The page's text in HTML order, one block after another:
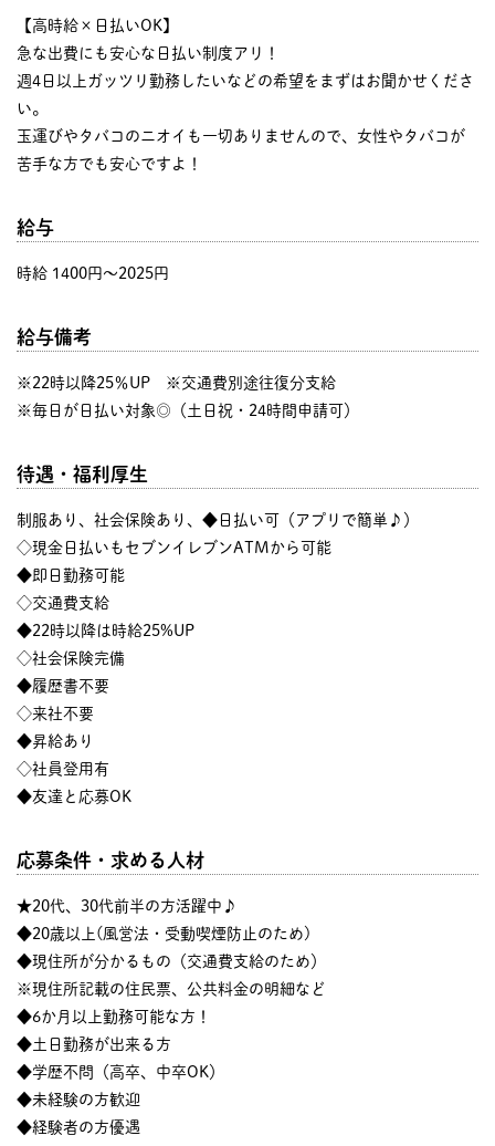
【高時給×日払いOK】
急な出費にも安心な日払い制度アリ！
週4日以上ガッツリ勤務したいなどの希望をまずはお聞かせくださ
い。
玉運びやタバコのニオイも一切ありませんので、女性やタバコが
苦手な方でも安心ですよ！
給与
時給 1400円〜2025円
給与備考
※22時以降25％UP ※交通費別途往復分支給
※毎日が日払い対象◎（土日祝・24時間申請可）
待遇・福利厚生
制服あり、社会保険あり、◆日払い可（アプリで簡単♪）
◇現金日払いもセブンイレブンATMから可能
◆即日勤務可能
◇交通費支給
◆22時以降は時給25%UP
◇社会保険完備
◆履歴書不要
◇来社不要
◆昇給あり
◇社員登用有
◆友達と応募OK
応募条件・求める人材
★20代、30代前半の方活躍中♪
◆20歳以上(風営法・受動喫煙防止のため)
◆現住所が分かるもの（交通費支給のため）
※現住所記載の住民票、公共料金の明細など
◆6か月以上勤務可能な方！
◆土日勤務が出来る方
◆学歴不問（高卒、中卒OK）
◆未経験の方歓迎
◆経験者の方優遇